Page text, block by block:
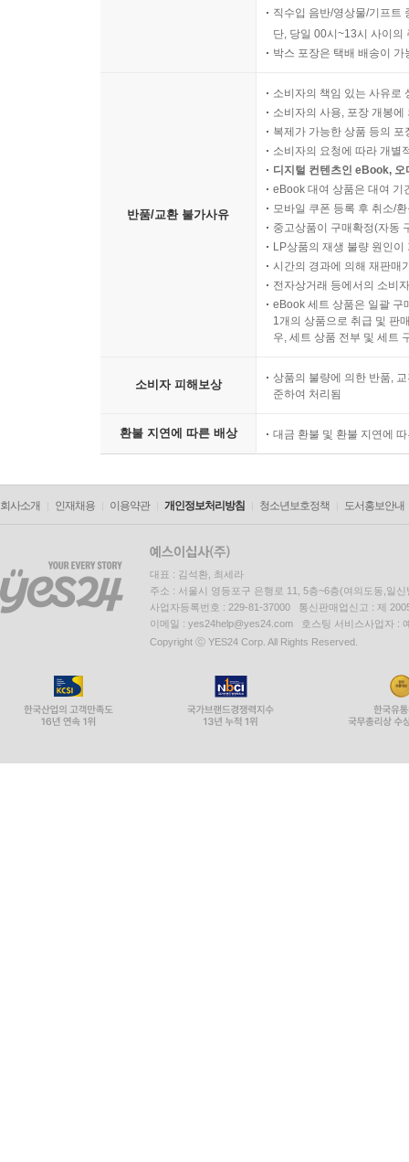
직수입 음반/영상물/기프트
단, 당일 00시~13시 사이의
박스 포장은 택배 배송이
반품/교환 불가사유
소비자의 책임 있는 사유로
소비자의 사용, 포장 개봉
복제가 가능한 상품 등의
소비자의 요청에 따라 개별
디지털 컨텐츠인 eBook,
eBook 대여 상품은 대여 기
모바일 쿠폰 등록 후 취소/
중고상품이 구매확정(자동
LP상품의 재생 불량 원인
시간의 경과에 의해 재판매
전자상거래 등에서의 소비
eBook 세트 상품은 일괄 구
1개의 상품으로 취급 및 판
우, 세트 상품 전부 및 세트
소비자 피해보상
상품의 불량에 의한 반품,
준하여 처리됨
환불 지연에 따른 배상 대금 환불 및 환불 지연에
회사소개 인재채용 이용약관 개인정보처리방침 청소년보호정책 도서홍보안내
대표 : 김석환, 최세라
주소 : 서울시 영등포구 은행로 11, 5층~6층(여의도동,일신
사업자등록번호 : 229-81-37000 통신판매업신고 : 제
이메일 : yes24help@yes24.com 호스팅 서비스사업자 :
Copyright ⓒ YES24 Corp. All Rights Reserved.